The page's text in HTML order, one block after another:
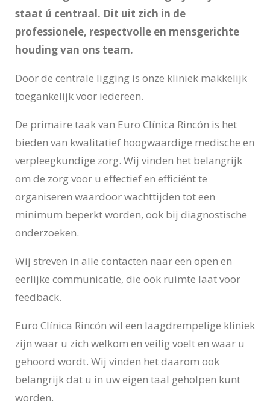
staat ú centraal. Dit uit zich in de
professionele, respectvolle en mensgerichte
houding van ons team.
Door de centrale ligging is onze kliniek makkelijk
toegankelijk voor iedereen.
De primaire taak van Euro Clínica Rincón is het
bieden van kwalitatief hoogwaardige medische en
verpleegkundige zorg. Wij vinden het belangrijk
om de zorg voor u effectief en efficiënt te
organiseren waardoor wachttijden tot een
minimum beperkt worden, ook bij diagnostische
onderzoeken.
Wij streven in alle contacten naar een open en
eerlijke communicatie, die ook ruimte laat voor
feedback.
Euro Clínica Rincón wil een laagdrempelige kliniek
zijn waar u zich welkom en veilig voelt en waar u
gehoord wordt. Wij vinden het daarom ook
belangrijk dat u in uw eigen taal geholpen kunt
worden.